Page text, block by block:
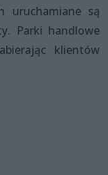
uruchamiane są
Parki handlowe
klientów